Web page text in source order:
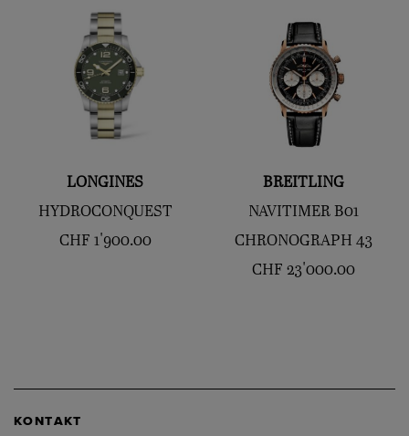
LONGINES
HYDROCONQUEST
CHF 1'900.00
BREITLING
NAVITIMER B01
CHRONOGRAPH 43
CHF 23'000.00
KONTAKT